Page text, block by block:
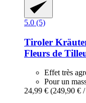
5.0 (5)
Tiroler
Fleurs de
Effet très
Pour un
24,99 € (249,90 €